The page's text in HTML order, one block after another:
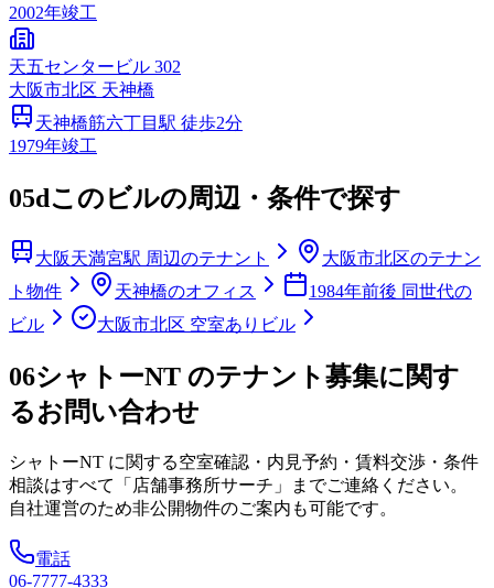
2002年竣工
天五センタービル 302
大阪市北区 天神橋
天神橋筋六丁目 駅 徒歩2分
1979年竣工
05dこのビルの周辺・条件で探す
大阪天満宮駅 周辺のテナント
大阪市北区のテナン
ト物件
天神橋のオフィス
1984年前後 同世代の
ビル
大阪市北区 空室ありビル
06シャトーNT のテナント募集に関す
るお問い合わせ
シャトーNT に関する空室確認・内見予約・賃料交渉・条件
相談はすべて「店舗事務所サーチ」までご連絡ください。
自社運営のため非公開物件のご案内も可能です。
電話
06-7777-4333